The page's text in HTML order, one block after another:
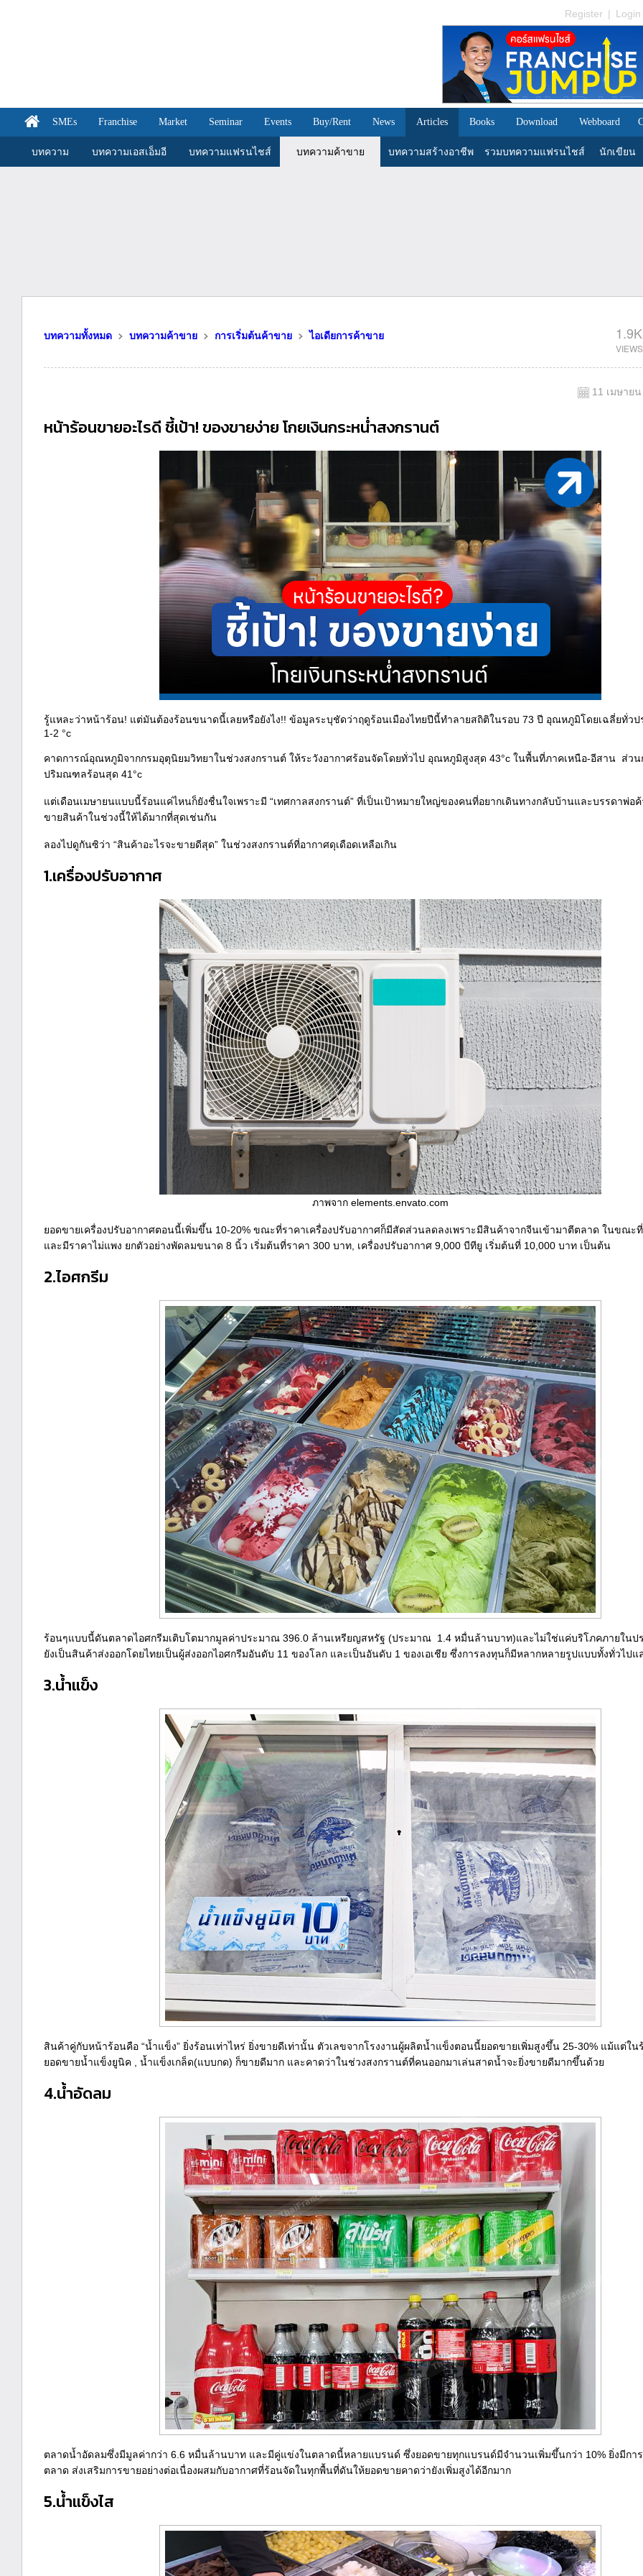
Register | Login
SMEs Franchise Market Seminar Events Buy/Rent News Articles Books Download Webboard
บทความ บทความเอสเอ็มอี บทความแฟรนไชส์ บทความค้าขาย บทความสร้างอาชีพ รวมบทความแฟรนไชส์ นักเขียน
บทความทั้งหมด บทความค้าขาย การเริ่มต้นค้าขาย ไอเดียการค้าขาย 1.9K
11 เมษาย
หน้าร้อนขายอะไรดี ชี้เป้า! ของขายง่าย โกยเงินกระหน่ำสงกรานต์
รู้แหละว่าหน้าร้อน! แต่มันต้องร้อนขนาดนี้เลยหรือยังไง!! ข้อมูลระบุชัดว่าฤดูร้อนเมืองไทยปีนี้ทำลายสถิติในรอบ 73 ปี อุณหภูมิโดยเฉลี่ยทั่ว
1-2 °c
คาดการณ์อุณหภูมิจากกรมอุตุนิยมวิทยาในช่วงสงกรานต์ ให้ระวังอากาศร้อนจัดโดยทั่วไป อุณหภูมิสูงสุด 43°c ในพื้นที่ภาคเหนือ-อีสาน ส่วน
ปริมณฑลร้อนสุด 41°c
แต่เดือนเมษายนแบบนี้ร้อนแค่ไหนก็ยังชื่นใจเพราะมี “เทศกาลสงกรานต์” ที่เป็นเป้าหมายใหญ่ของคนที่อยากเดินทางกลับบ้านและบรรดาพ่อ
ขายสินค้าในช่วงนี้ให้ได้มากที่สุดเช่นกัน
ลองไปดูกันซิว่า “สินค้าอะไรจะขายดีสุด” ในช่วงสงกรานต์ที่อากาศดุเดือดเหลือเกิน
1.เครื่องปรับอากาศ
ภาพจาก elements.envato.com
ยอดขายเครื่องปรับอากาศตอนนี้เพิ่มขึ้น 10-20% ขณะที่ราคาเครื่องปรับอากาศก็มีสัดส่วนลดลงเพราะมีสินค้าจากจีนเข้ามาตีตลาด ในขณะ
และมีราคาไม่แพง ยกตัวอย่างพัดลมขนาด 8 นิ้ว เริ่มต้นที่ราคา 300 บาท, เครื่องปรับอากาศ 9,000 บีทียู เริ่มต้นที่ 10,000 บาท เป็นต้น
2.ไอศกรีม
ร้อนๆแบบนี้ดันตลาดไอศกรีมเติบโตมากมูลค่าประมาณ 396.0 ล้านเหรียญสหรัฐ (ประมาณ 1.4 หมื่นล้านบาท)และไม่ใช่แค่บริโภคภายในป
ยังเป็นสินค้าส่งออกโดยไทยเป็นผู้ส่งออกไอศกรีมอันดับ 11 ของโลก และเป็นอันดับ 1 ของเอเชีย ซึ่งการลงทุนก็มีหลากหลายรูปแบบทั้งทั่วไปแ
3.น้ำแข็ง
สินค้าคู่กับหน้าร้อนคือ “น้ำแข็ง” ยิ่งร้อนเท่าไหร่ ยิ่งขายดีเท่านั้น ตัวเลขจากโรงงานผู้ผลิตน้ำแข็งตอนนี้ยอดขายเพิ่มสูงขึ้น 25-30% แม้แต่ใ
ยอดขายน้ำแข็งยูนิค , น้ำแข็งเกล็ด(แบบกด) ก็ขายดีมาก และคาดว่าในช่วงสงกรานต์ที่คนออกมาเล่นสาดน้ำจะยิ่งขายดีมากขึ้นด้วย
4.น้ำอัดลม
ตลาดน้ำอัดลมซึ่งมีมูลค่ากว่า 6.6 หมื่นล้านบาท และมีคู่แข่งในตลาดนี้หลายแบรนด์ ซึ่งยอดขายทุกแบรนด์มีจำนวนเพิ่มขึ้นกว่า 10% ยิ่งมีกา
ตลาด ส่งเสริมการขายอย่างต่อเนื่องผสมกับอากาศที่ร้อนจัดในทุกพื้นที่ดันให้ยอดขายคาดว่ายังเพิ่มสูงได้อีกมาก
5.น้ำแข็งไส